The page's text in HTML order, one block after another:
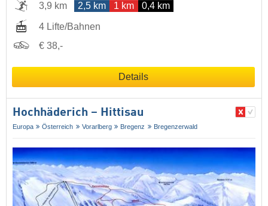
3,9 km
2,5 km 1 km 0,4 km
4 Lifte/Bahnen
€ 38,-
Details
Hochhäderich – Hittisau
Europa Österreich Vorarlberg Bregenz Bregenzerwald